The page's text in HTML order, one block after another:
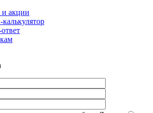
акции